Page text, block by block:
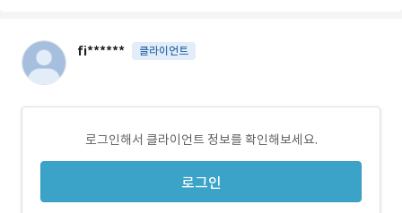
fi****** 클라이언트
로그인해서 클라이언트 정보를 확인해보세요.
로그인